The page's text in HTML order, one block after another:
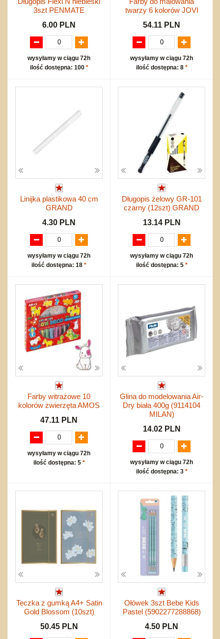
3szt PENMATE
6.00 PLN
wysyłamy w ciągu 72h
ilość dostępna: 100 *
twarzy 6 kolorów JOVI
54.11 PLN
wysyłamy w ciągu 72h
ilość dostępna: 8 *
Linijka plastikowa 40 cm
GRAND
4.30 PLN
wysyłamy w ciągu 72h
ilość dostępna: 18 *
Długopis żelowy GR-101
czarny (12szt) GRAND
13.14 PLN
wysyłamy w ciągu 72h
ilość dostępna: 5 *
Farby witrażowe 10
kolorów zwierzęta AMOS
47.11 PLN
wysyłamy w ciągu 72h
ilość dostępna: 5 *
Glina do modelowania Air-
Dry biała 400g (9114104
MILAN)
14.02 PLN
wysyłamy w ciągu 72h
ilość dostępna: 3 *
Teczka z gumką A4+ Satin
Gold Blossom (10szt)
50.45 PLN
Ołówek 3szt Bebe Kids
Pastel (5902277288868)
4.50 PLN